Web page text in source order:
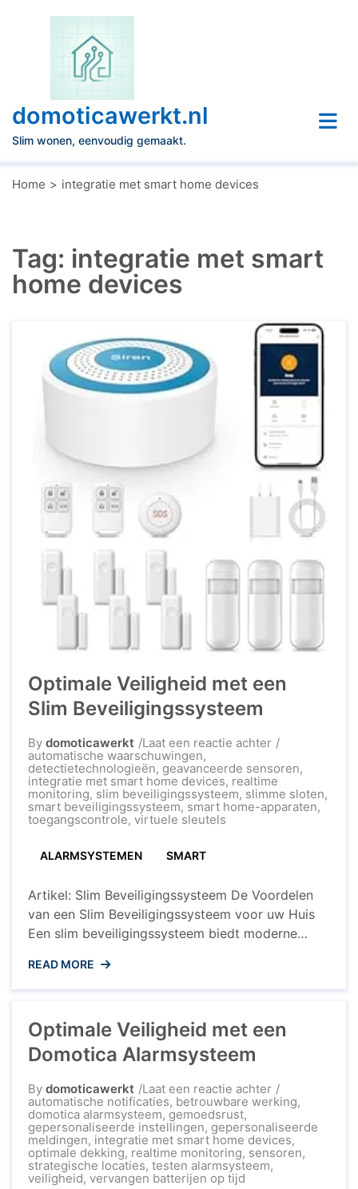
domoticawerkt.nl
Slim wonen, eenvoudig gemaakt.
Home integratie met smart home devices
Tag: integratie met smart
home devices
Optimale Veiligheid met een
Slim Beveiligingssysteem
By domoticawerkt Laat een reactie achterop
Veiligheid
met
een
Slim
automatische waarschuwingen,
detectietechnologieën, geavanceerde sensoren,
integratie met smart home devices, realtime
monitoring, slim beveiligingssysteem, slimme sloten,
smart beveiligingssysteem, smart home-apparaten,
toegangscontrole, virtuele sleutels
ALARMSYSTEMEN SMART
Artikel: Slim Beveiligingssysteem De Voordelen
van een Slim Beveiligingssysteem voor uw Huis
Een slim beveiligingssysteem biedt moderne
woning te beschermen en geruststelling te
krijgen, zelfs als ze niet thuis zijn. Met de
technologieën is het beveiligen van uw huis nog
nooit ...
READ MORE
Optimale Veiligheid met een
Domotica Alarmsysteem
By domoticawerkt Laat een reactie achterop
Optimale
Veiligheid
met
een
Domotica
Alarmsysteem
automatische notificaties, betrouwbare werking,
domotica alarmsysteem, gemoedsrust,
gepersonaliseerde instellingen, gepersonaliseerde
meldingen, integratie met smart home devices,
optimale dekking, realtime monitoring, sensoren,
strategische locaties, testen alarmsysteem,
veiligheid, vervangen batterijen op tijd